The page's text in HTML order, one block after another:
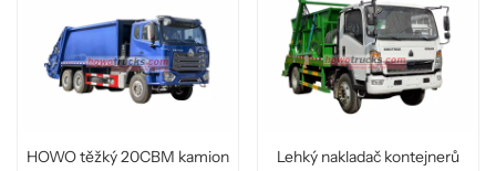
HOWO těžký 20CBM kamion
Lehký nakladač kontejnerů